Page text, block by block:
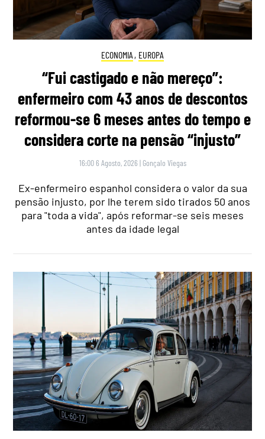
ECONOMIA , EUROPA
“Fui castigado e não mereço”:
enfermeiro com 43 anos de descontos
reformou-se 6 meses antes do tempo e
considera corte na pensão “injusto”
16:00 6 Agosto, 2026 | Gonçalo Viegas
Ex-enfermeiro espanhol considera o valor da sua
pensão injusto, por lhe terem sido tirados 50 anos
para "toda a vida", após reformar-se seis meses
antes da idade legal